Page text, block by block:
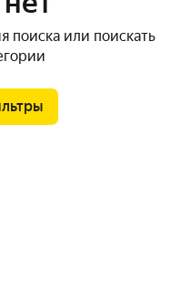
поиска или поискать